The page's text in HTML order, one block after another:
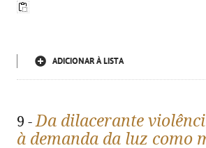
ADICIONAR À LISTA
9 -Da dilacerante
à demanda da luz como